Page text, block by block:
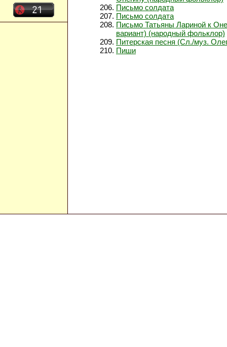
Письмо солдата
Письмо солдата
Письмо Татьяны Лариной к
вариант) (народный фольклор)
Питерская песня (Сл./муз.
Пиши